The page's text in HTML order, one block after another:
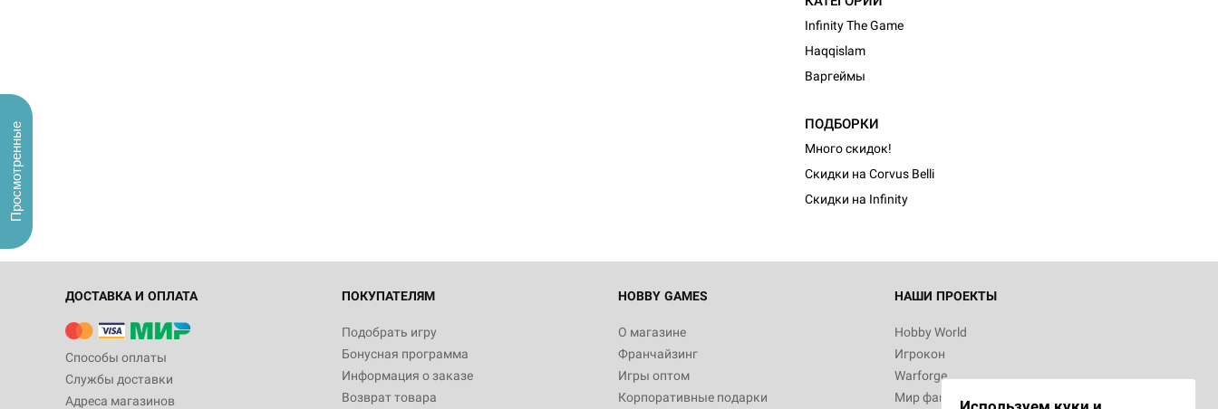
Infinity The Game
Haqqislam
Варгеймы
ПОДБОРКИ
Много скидок!
Скидки на Corvus Belli
Скидки на Infinity
ДОСТАВКА И ОПЛАТА
Способы оплаты
Службы доставки
Адреса магазинов
ПОКУПАТЕЛЯМ
Подобрать игру
Бонусная программа
Информация о заказе
Возврат товара
HOBBY GAMES
О магазине
Франчайзинг
Игры оптом
Корпоративные подарки
НАШИ ПРОЕКТЫ
Hobby World
Игрокон
Warforge
Мир фантастики
Просмотренные
Настольная игра Hobby World Монстры
Белая смерть
12 990
Настольная игра Hobby World Ужас